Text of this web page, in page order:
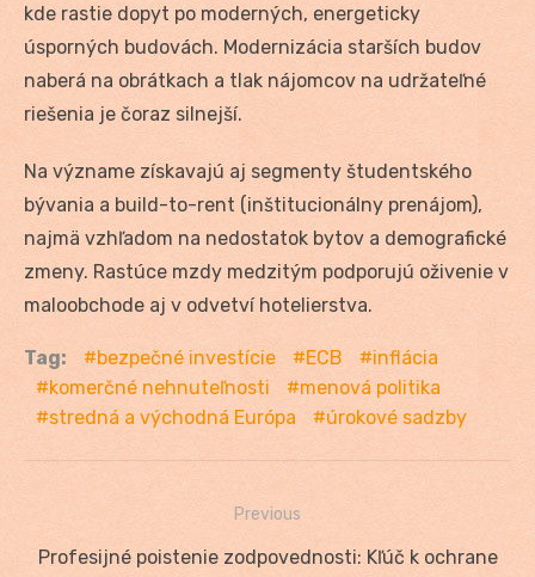
kde rastie dopyt po moderných, energeticky
úsporných budovách. Modernizácia starších budov
naberá na obrátkach a tlak nájomcov na udržateľné
riešenia je čoraz silnejší.
Na význame získavajú aj segmenty študentského
bývania a build-to-rent (inštitucionálny prenájom),
najmä vzhľadom na nedostatok bytov a demografické
zmeny. Rastúce mzdy medzitým podporujú oživenie v
maloobchode aj v odvetví hotelierstva.
Tag: bezpečné investície ECB
inflácia
komerčné nehnuteľnosti
menová politika
stredná a východná Európa
úrokové sadzby
Navigácia
Previous
Previous
Profesijné poistenie zodpovednosti: Kľúč k ochrane